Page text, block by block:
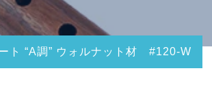
ト “A調” ウォルナット材 #120-W